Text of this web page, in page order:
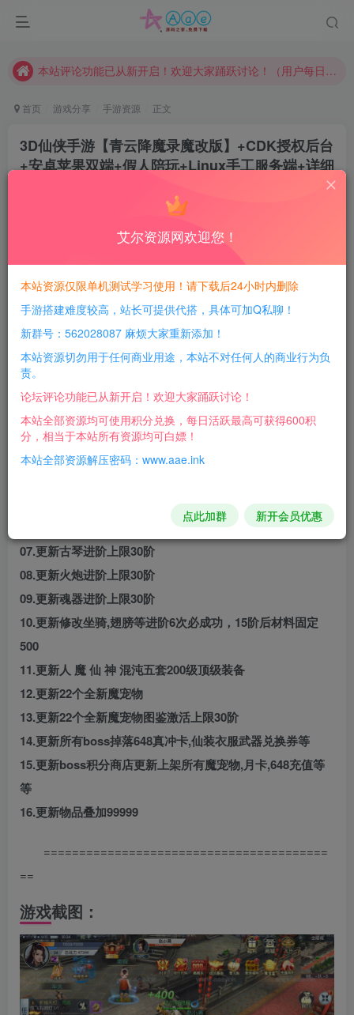
请勿相信任何评论区广告！以免上当受骗！
本站评论功能已从新开启！欢迎大家踊跃讨论！（用户每日活跃可得积分数量增加至600，加速获得更多免费资源！）
现在赞助会员享受专属折扣，详情点击此条公告。
首页 游戏分享 手游资源 正文
3D仙侠手游【青云降魔录魔改版】+CDK授权后台
+安卓苹果双端+假人陪玩+Linux手工服务端+详细
每日活跃最高可获得600积分！所有资源可以使用
积分免费兑换！
游戏介绍：
02.更新修复高阶显示乱码
03.更新坐骑进阶上限30阶
07.更新古琴进阶上限30阶
08.更新火炮进阶上限30阶
09.更新魂器进阶上限30阶
10.更新修改坐骑,翅膀等进阶6次必成功，15阶后材料固定
500
11.更新人 魔 仙 神 混沌五套200级顶级装备
12.更新22个全新魔宠物
13.更新22个全新魔宠物图鉴激活上限30阶
14.更新所有boss掉落648真冲卡,仙装衣服武器兑换券等
15.更新boss积分商店更新上架所有魔宠物,月卡,648充值等
等
16.更新物品叠加99999
========================================
==
游戏截图：
艾尔资源网欢迎您！
本站资源仅限单机测试学习使用！请下载后24小时内删除
手游搭建难度较高，站长可提供代搭，具体可加Q私聊！
新群号：562028087 麻烦大家重新添加！
本站资源切勿用于任何商业用途，本站不对任何人的商业行为负
责。
论坛评论功能已从新开启！欢迎大家踊跃讨论！
本站全部资源均可使用积分兑换，每日活跃最高可获得600积
分，相当于本站所有资源均可白嫖！
本站全部资源解压密码：www.aae.ink
点此加群 新开会员优惠